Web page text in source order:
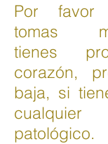
Por favor
tomas
tienes
corazón,
baja, si
patológico.